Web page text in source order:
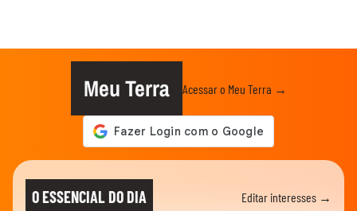
Meu Terra Acessar o Meu Terra →
O ESSENCIAL DO DIA Editar interesses →